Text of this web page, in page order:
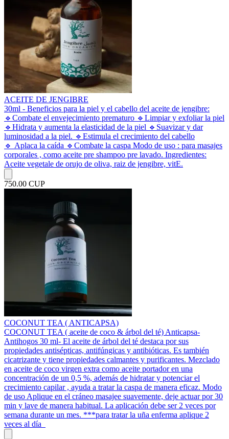
ACEITE DE JENGIBRE
30ml - Beneficios para la piel y el cabello del aceite de jengibre:
🔹️Combate el envejecimiento prematuro 🔹️Limpiar y exfoliar la piel
🔹️Hidrata y aumenta la elasticidad de la piel 🔹️Suavizar y dar
luminosidad a la piel. 🔹️Estimula el crecimiento del cabello
🔹️ Aplaca la caída 🔹️Combate la caspa Modo de uso : para masajes
corporales , como aceite pre shampoo pre lavado. Ingredientes:
Aceite vegetale de orujo de oliva, raiz de jengibre, vitE.
750.00 CUP
COCONUT TEA ( ANTICAPSA)
COCONUT TEA ( aceite de coco & árbol del té) Anticapsa-
Antihogos 30 ml- El aceite de árbol del té destaca por sus
propiedades antisépticas, antifúngicas y antibióticas. Es también
cicatrizante y tiene propiedades calmantes y purificantes. Mezclado
en aceite de coco virgen extra como aceite portador en una
concentración de un 0,5 %, además de hidratar y potenciar el
crecimiento capilar , ayuda a tratar la caspa de manera eficaz. Modo
de uso Aplique en el cráneo masajee suavemente, deje actuar por 30
min y lave de manera habitual. La aplicación debe ser 2 veces por
semana durante un mes. ***para tratar la uña enferma aplique 2
veces al día